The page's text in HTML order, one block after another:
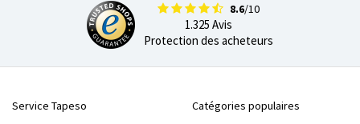
8.6/10
1.325 Avis
Protection des acheteurs
Service Tapeso
Catégories populaires